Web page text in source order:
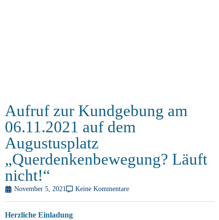
Aufruf zur Kundgebung am
06.11.2021 auf dem
Augustusplatz
„Querdenkenbewegung? Läuft
nicht!“
November 5, 2021 Keine Kommentare
Herzliche Einladung